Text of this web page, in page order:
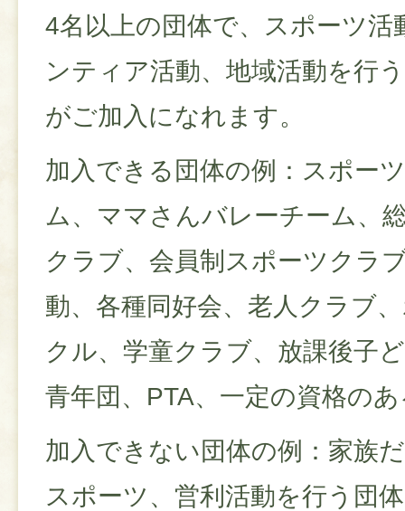
4名以上の団体で、スポーツ活
ンティア活動、地域活動を行
がご加入になれます。
加入できる団体の例：スポー
ム、ママさんバレーチーム、
クラブ、会員制スポーツクラ
動、各種同好会、老人クラブ
クル、学童クラブ、放課後子
青年団、PTA、一定の資格の
加入できない団体の例：家族
スポーツ、営利活動を行う団